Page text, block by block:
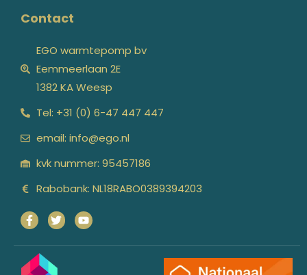
Contact
EGO warmtepomp bv
Eemmeerlaan 2E
1382 KA Weesp
Tel: +31 (0) 6-47 447 447
email: info@ego.nl
kvk nummer: 95457186
Rabobank: NL18RABO0389394203